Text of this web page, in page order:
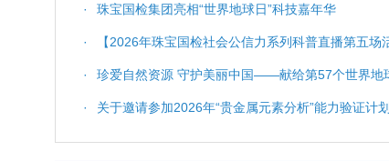
· 珠宝国检集团亮相“世界地球日”科技嘉年华
· 【2026年珠宝国检社会公信力系列科普直播第五场
科普服务与质量保障
· 珍爱自然资源 守护美丽中国——献给第57个世界地
· 关于邀请参加2026年“贵金属元素分析”能力验证计